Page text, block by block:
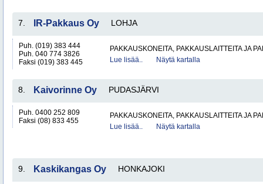
7. IR-Pakkaus Oy LOHJA
Puh. (019) 383 444
Puh. 040 774 3826
Faksi (019) 383 445
PAKKAUSKONEITA, PAKKAUSLAITTEITA JA
Lue lisää..
Näytä kartalla
8. Kaivorinne Oy PUDASJÄRVI
Puh. 0400 252 809
Faksi (08) 833 455
PAKKAUSKONEITA, PAKKAUSLAITTEITA JA
Lue lisää..
Näytä kartalla
9. Kaskikangas Oy HONKAJOKI